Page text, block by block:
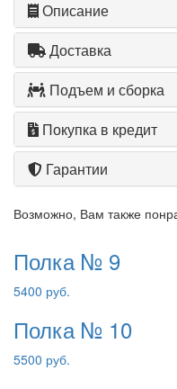
Описание
Доставка
Подъем и сборка
Покупка в кредит
Гарантии
Возможно, Вам также
Полка № 9
5400 руб.
Полка № 10
5500 руб.